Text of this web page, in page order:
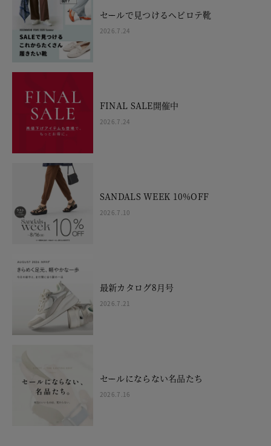
セールで見つけるヘビロテ靴
2026.7.24
FINAL SALE開催中
2026.7.24
SANDALS WEEK 10%OFF
2026.7.10
最新カタログ8月号
2026.7.21
セールにならない名品たち
2026.7.16